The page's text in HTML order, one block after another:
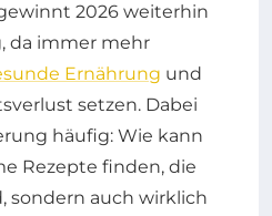
2026 weiterhin
da immer mehr
Ernährung und
setzen. Dabei
häufig: Wie kann
Rezepte finden, die
sondern auch wirklich